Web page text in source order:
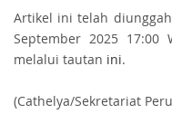
Artikel ini telah
September 2025 17:00
melalui tautan ini.
(Cathelya/Sekretariat